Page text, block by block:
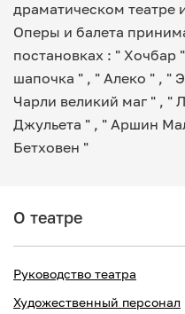
драматическом театре
Оперы и балета
постановках : " Хочбар
шапочка " , " Алеко " , "
Чарли великий маг " , "
Джульета " , " Аршин
Бетховен "
О театре
Руководство театра
Художественный персонал